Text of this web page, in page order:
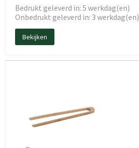
Bedrukt geleverd in: 5 werkdag(en)
Onbedrukt geleverd in: 3 werkdag(en)
Bekijken